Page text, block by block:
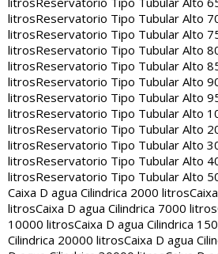
litrosReservatorio Tipo Tubular Alto
litrosReservatorio Tipo Tubular Alto
litrosReservatorio Tipo Tubular Alto
litrosReservatorio Tipo Tubular Alto
litrosReservatorio Tipo Tubular Alto
litrosReservatorio Tipo Tubular Alto
litrosReservatorio Tipo Tubular Alto
litrosReservatorio Tipo Tubular Alto
litrosReservatorio Tipo Tubular Alto
litrosReservatorio Tipo Tubular Alto
litrosReservatorio Tipo Tubular Alto
Caixa D agua Cilindrica 2000 litros
litrosCaixa D agua Cilindrica 7000 litros
10000 litrosCaixa D agua Cilindrica
Cilindrica 20000 litrosCaixa D agua